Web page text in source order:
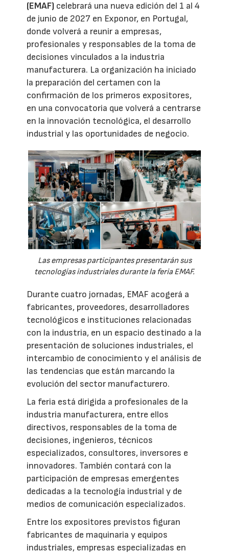
(EMAF) celebrará una nueva edición del 1 al 4
de junio de 2027 en Exponor, en Portugal,
donde volverá a reunir a empresas,
profesionales y responsables de la toma de
decisiones vinculados a la industria
manufacturera. La organización ha iniciado
la preparación del certamen con la
confirmación de los primeros expositores,
en una convocatoria que volverá a centrarse
en la innovación tecnológica, el desarrollo
industrial y las oportunidades de negocio.
Las empresas participantes presentarán sus
tecnologías industriales durante la feria EMAF.
Durante cuatro jornadas, EMAF acogerá a
fabricantes, proveedores, desarrolladores
tecnológicos e instituciones relacionadas
con la industria, en un espacio destinado a la
presentación de soluciones industriales, el
intercambio de conocimiento y el análisis de
las tendencias que están marcando la
evolución del sector manufacturero.
La feria está dirigida a profesionales de la
industria manufacturera, entre ellos
directivos, responsables de la toma de
decisiones, ingenieros, técnicos
especializados, consultores, inversores e
innovadores. También contará con la
participación de empresas emergentes
dedicadas a la tecnología industrial y de
medios de comunicación especializados.
Entre los expositores previstos figuran
fabricantes de maquinaria y equipos
industriales, empresas especializadas en